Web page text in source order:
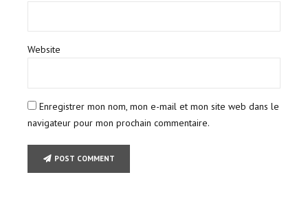
Website
Enregistrer mon nom, mon e-mail et mon site web dans le
navigateur pour mon prochain commentaire.
POST COMMENT